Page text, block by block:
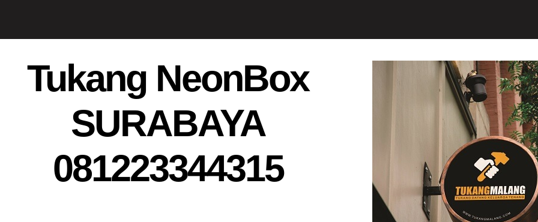
Tukang NeonBox
SURABAYA
081223344315